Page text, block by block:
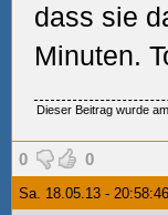
dass sie
Minuten.
Dieser Beitrag wurde
0 0
Sa. 18.05.13 -